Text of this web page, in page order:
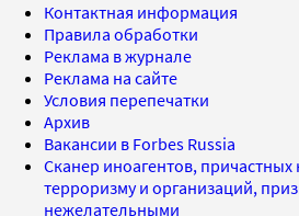
Контактная информация
Правила обработки
Реклама в журнале
Реклама на сайте
Условия перепечатки
Архив
Вакансии в Forbes Russia
Сканер иноагентов, причастных
терроризму и организаций,
нежелательными